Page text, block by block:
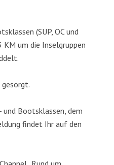
(SUP, OC und
KM um die Inselgruppen
gesorgt.
und Bootsklassen, dem
findet Ihr auf den